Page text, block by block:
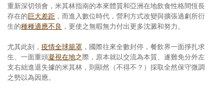
重新深切領會，米其林指南的本來體質和亞洲在地飲食性格間恆長
存在的巨大差距 ，而進入數位時代，營利方式改變與擴張過劇所衍
生的種種適應不良 ，更使之無暇無力付出更多沈澱和努力。
尤其此刻， 疫情全球籠罩 ，國際往來全數封停，餐飲界一面掙扎求
生、一面重頭凝視在地之際，原本就以交流為本質、遂難免分外左
支右絀進退失據的米其林，則顯然（不得不？）採取全然保守微調
之勢以為因應。